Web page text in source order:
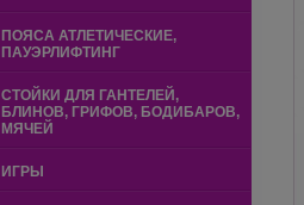
ПОЯСА АТЛЕТИЧЕСКИЕ,
ПАУЭРЛИФТИНГ
СТОЙКИ ДЛЯ ГАНТЕЛЕЙ,
БЛИНОВ, ГРИФОВ, БОДИБАРОВ,
МЯЧЕЙ
ИГРЫ